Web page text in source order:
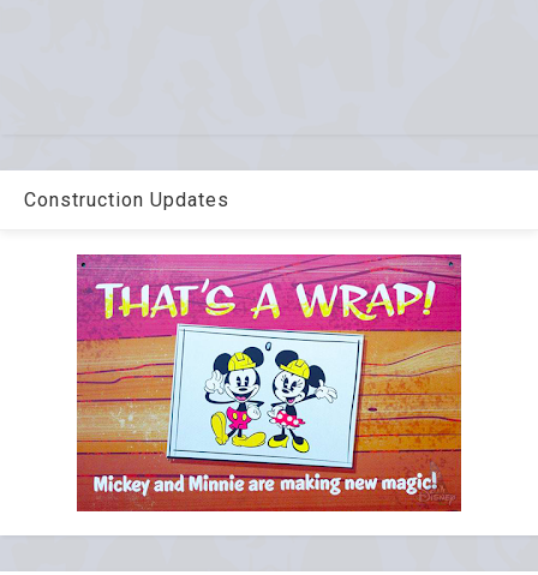
Construction Updates